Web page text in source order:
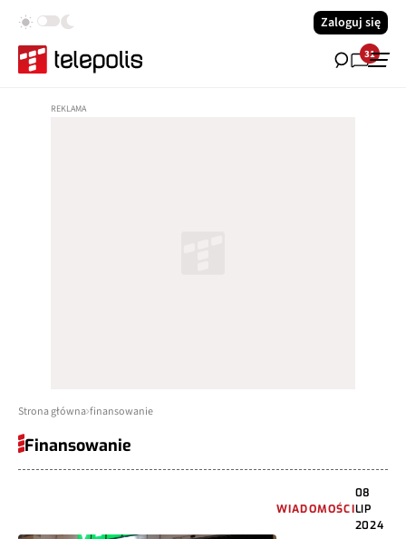
Zaloguj się
31
Strona główna finansowanie
Finansowanie
WIADOMOŚCI
08
LIP
2024